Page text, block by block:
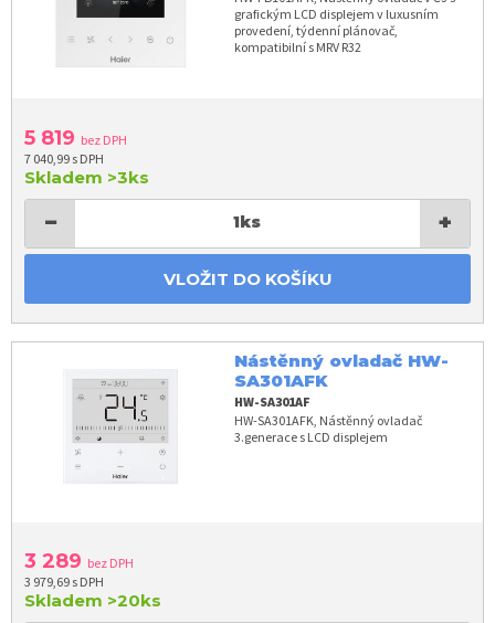
grafickým LCD displejem v luxusním
provedení, týdenní plánovač,
kompatibilní s MRV R32
5 819 bez DPH
7 040,99 s DPH
Skladem >3ks
− 1ks +
VLOŽIT DO KOŠÍKU
Nástěnný ovladač HW-
SA301AFK
HW-SA301AF
HW-SA301AFK, Nástěnný ovladač
3.generace s LCD displejem
3 289 bez DPH
3 979,69 s DPH
Skladem >20ks